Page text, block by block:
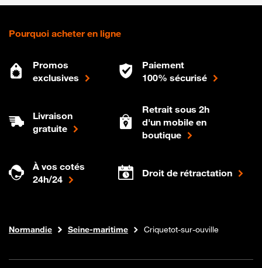
Pourquoi acheter en ligne
Promos
exclusives
Paiement
100% sécurisé
Livraison
gratuite
Retrait sous 2h
d'un mobile en
boutique
À vos cotés
24h/24
Droit de rétractation
Boutique Orange
Internet fibre
Normandie Seine-maritime Criquetot-sur-ouville